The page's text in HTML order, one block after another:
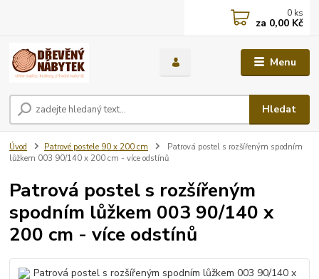
Menu
Hledat
0 ks
za 0,00 Kč
Úvod Patrové postele 90 x 200 cm
Patrová postel s rozšířeným spodním
lůžkem 003 90/140 x 200 cm - více odstínů
Patrová postel s rozšířeným
spodním lůžkem 003 90/140 x
200 cm - více odstínů